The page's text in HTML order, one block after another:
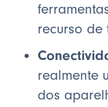
recurso de
realmente
dos